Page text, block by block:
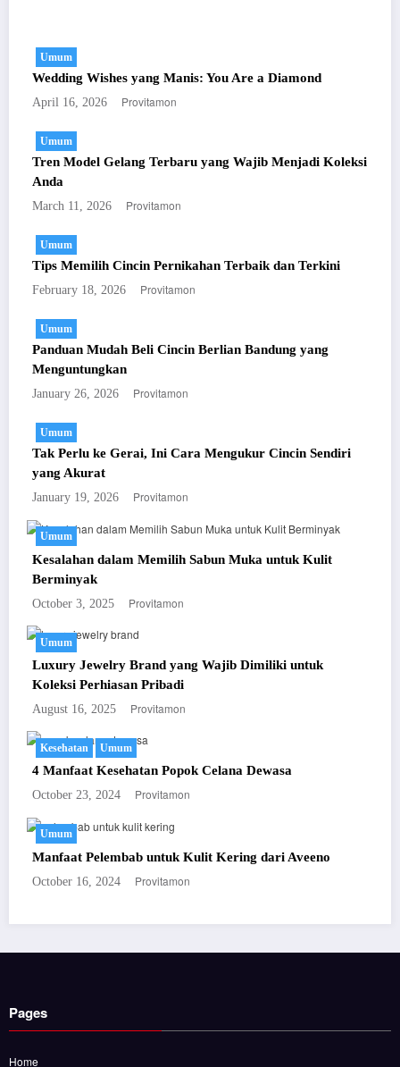
Umum
Wedding Wishes yang Manis: You Are a Diamond
April 16, 2026 Provitamon
Umum
Tren Model Gelang Terbaru yang Wajib Menjadi Koleksi
Anda
March 11, 2026 Provitamon
Umum
Tips Memilih Cincin Pernikahan Terbaik dan Terkini
February 18, 2026 Provitamon
Umum
Panduan Mudah Beli Cincin Berlian Bandung yang
Menguntungkan
January 26, 2026 Provitamon
Umum
Tak Perlu ke Gerai, Ini Cara Mengukur Cincin Sendiri
yang Akurat
January 19, 2026 Provitamon
Umum
Kesalahan dalam Memilih Sabun Muka untuk Kulit
Berminyak
October 3, 2025 Provitamon
Umum
Luxury Jewelry Brand yang Wajib Dimiliki untuk
Koleksi Perhiasan Pribadi
August 16, 2025 Provitamon
Kesehatan Umum
4 Manfaat Kesehatan Popok Celana Dewasa
October 23, 2024 Provitamon
Umum
Manfaat Pelembab untuk Kulit Kering dari Aveeno
October 16, 2024 Provitamon
Pages
Home